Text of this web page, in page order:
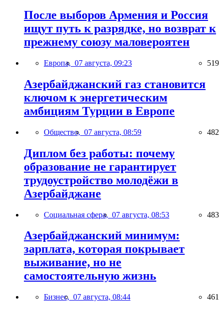
После выборов Армения и Россия
ищут путь к разрядке, но возврат к
прежнему союзу маловероятен
Европа, 07 августа, 09:23 519
Азербайджанский газ становится
ключом к энергетическим
амбициям Турции в Европе
Общество, 07 августа, 08:59 482
Диплом без работы: почему
образование не гарантирует
трудоустройство молодёжи в
Азербайджане
Социальная сфера, 07 августа, 08:53 483
Азербайджанский минимум:
зарплата, которая покрывает
выживание, но не
самостоятельную жизнь
Бизнес, 07 августа, 08:44 461